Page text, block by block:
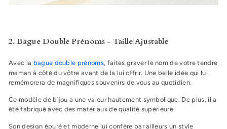
2. Bague Double Prénoms - Taille Ajustable
Avec la bague double prénoms, faites graver le nom de votre tendre
maman à côté du vôtre avant de la lui offrir. Une belle idée qui lui
remémorera de magnifiques souvenirs de vous au quotidien.
Ce modèle de bijou a une valeur hautement symbolique. De plus, il a
été fabriqué avec des matériaux de qualité supérieure.
Son design épuré et moderne lui confère par ailleurs un style